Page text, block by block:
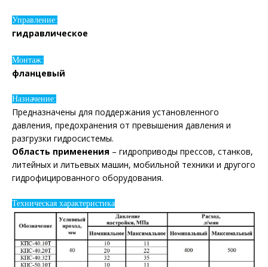
Управление:
гидравлическое
Монтаж:
фланцевый
Назначение:
Предназначены для поддержания установленного
давления, предохранения от превышения давления и
разгрузки гидросистемы.
Область применения – гидроприводы прессов, станков,
литейных и литьевых машин, мобильной техники и другого
гидрофицированного оборудования.
Техническая характеристика